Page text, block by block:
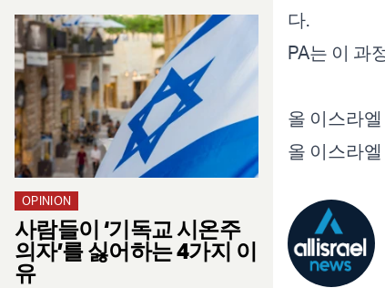
OPINION
사람들이 ‘기독교 시온주
의자’를 싫어하는 4가지 이
유
다.
PA는 이 과
올 이스라
올 이스라